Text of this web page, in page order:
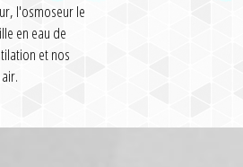
l'osmoseur le
en eau de
et nos